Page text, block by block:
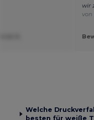
wir
von
Welche
besten für weiße